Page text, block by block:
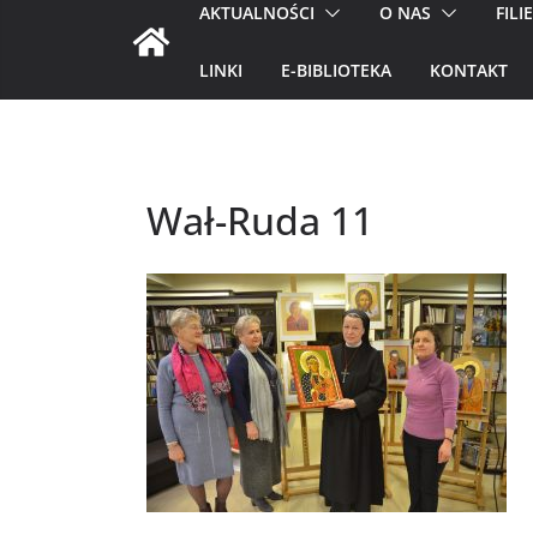
AKTUALNOŚCI O NAS FILIE
LINKI E-BIBLIOTEKA KONTAKT
Wał-Ruda 11